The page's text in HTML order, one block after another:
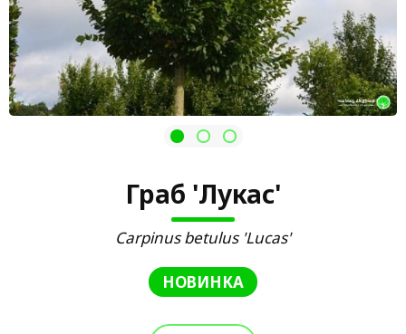
Граб 'Лукас'
Carpinus betulus 'Lucas'
НОВИНКА